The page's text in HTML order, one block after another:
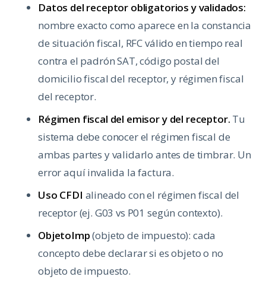
Datos del receptor obligatorios y validados:
nombre exacto como aparece en la constancia
de situación fiscal, RFC válido en tiempo real
contra el padrón SAT, código postal del
domicilio fiscal del receptor, y régimen fiscal
del receptor.
Régimen fiscal del emisor y del receptor. Tu
sistema debe conocer el régimen fiscal de
ambas partes y validarlo antes de timbrar. Un
error aquí invalida la factura.
Uso CFDI alineado con el régimen fiscal del
receptor (ej. G03 vs P01 según contexto).
ObjetoImp(objeto de impuesto): cada
concepto debe declarar si es objeto o no
objeto de impuesto.